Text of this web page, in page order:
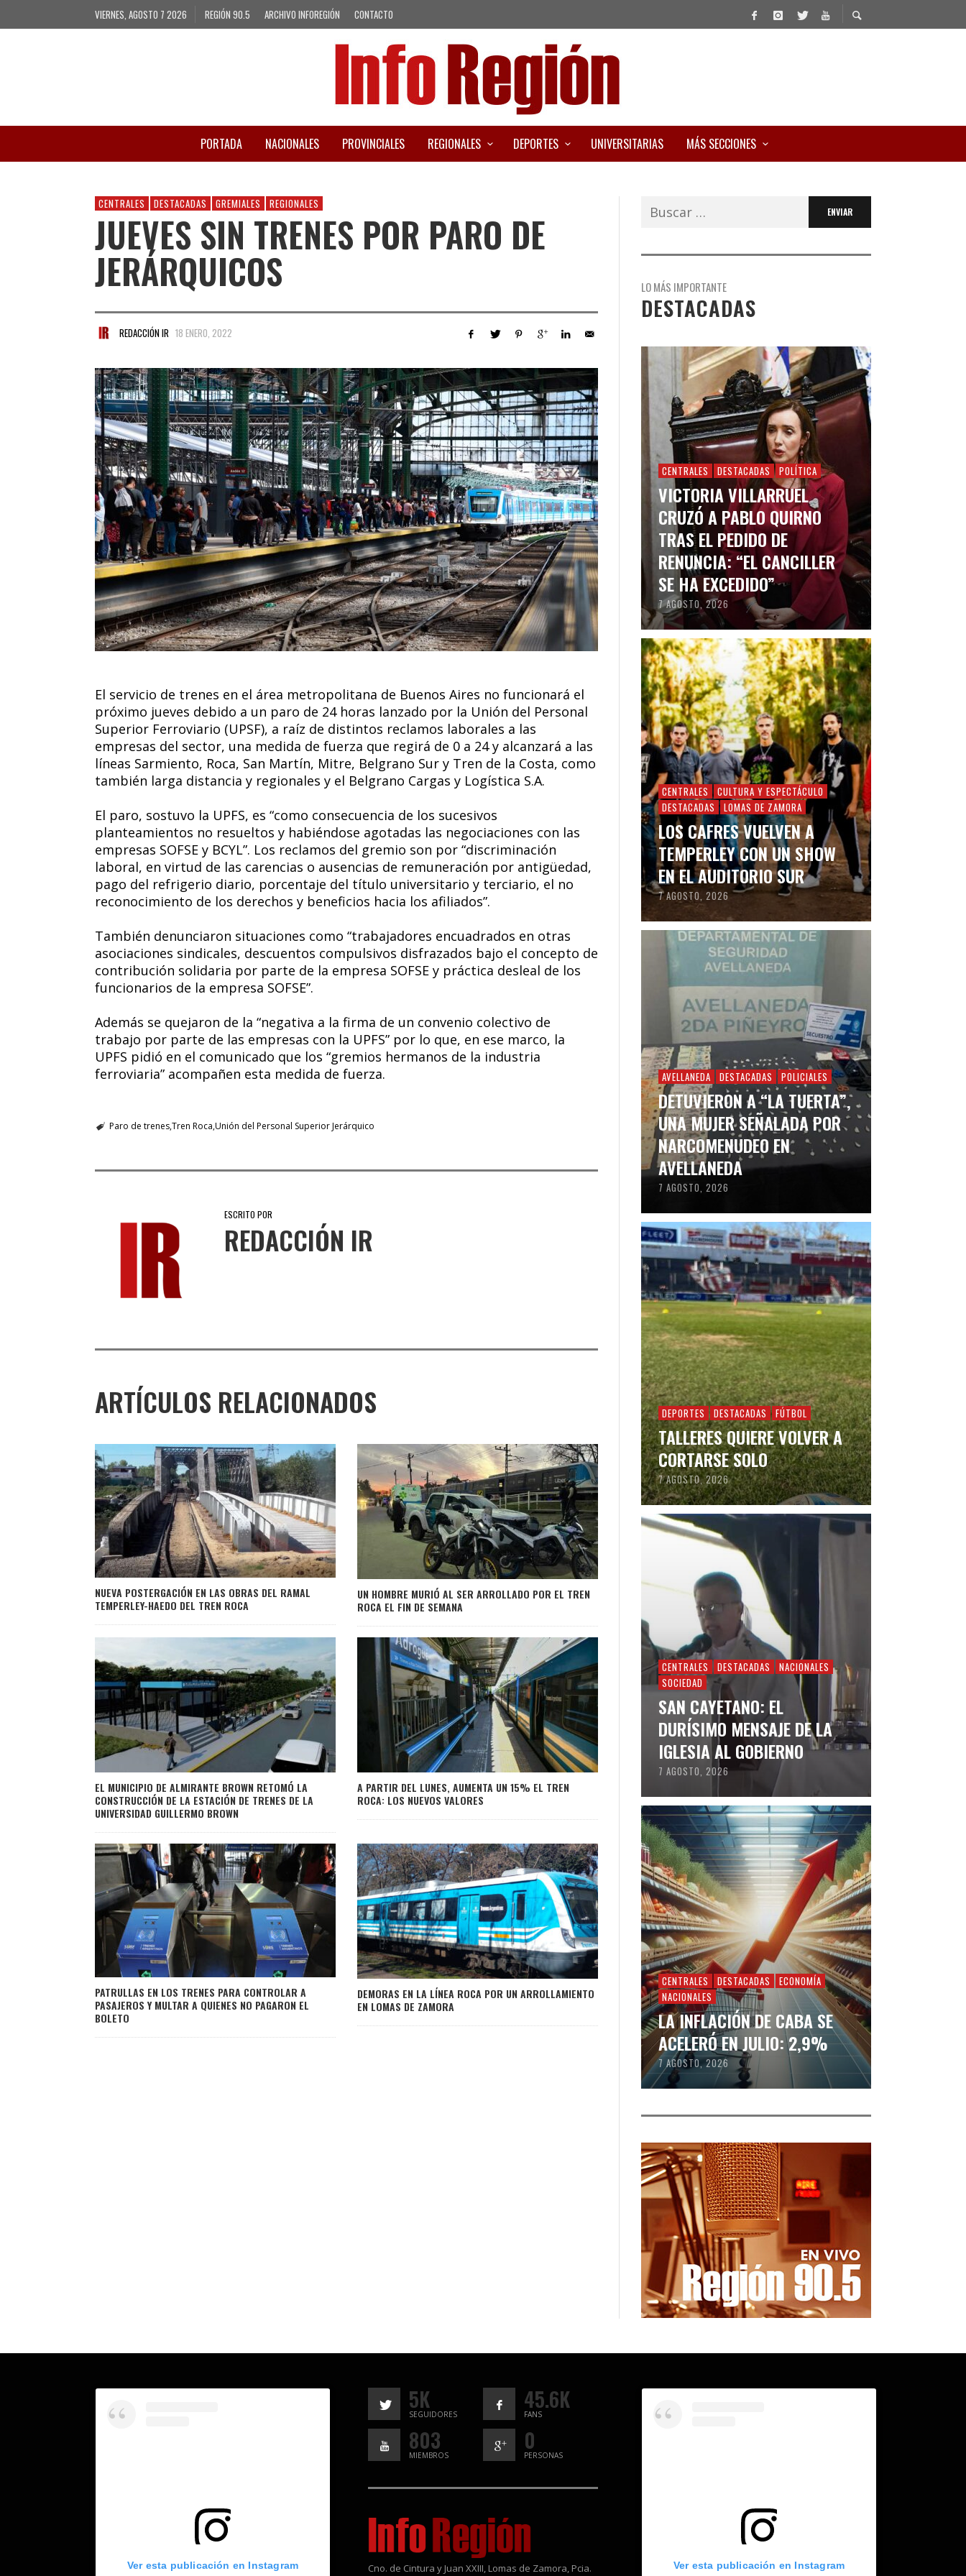
VIERNES, AGOSTO 7 2026 REGIÓN 90.5 ARCHIVO INFOREGIÓN CONTACTO
PORTADA NACIONALES PROVINCIALES REGIONALES DEPORTES UNIVERSITARIAS MÁS SECCIONES
CENTRALES DESTACADAS GREMIALES REGIONALES
JUEVES SIN TRENES POR PARO DE
JERÁRQUICOS
REDACCIÓN IR 18 ENERO, 2022
El servicio de trenes en el área metropolitana de Buenos Aires no funcionará el
próximo jueves debido a un paro de 24 horas lanzado por la Unión del Personal
Superior Ferroviario (UPSF), a raíz de distintos reclamos laborales a las
empresas del sector, una medida de fuerza que regirá de 0 a 24 y alcanzará a las
líneas Sarmiento, Roca, San Martín, Mitre, Belgrano Sur y Tren de la Costa, como
también larga distancia y regionales y el Belgrano Cargas y Logística S.A.
El paro, sostuvo la UPFS, es “como consecuencia de los sucesivos
planteamientos no resueltos y habiéndose agotadas las negociaciones con las
empresas SOFSE y BCYL”. Los reclamos del gremio son por “discriminación
laboral, en virtud de las carencias o ausencias de remuneración por antigüedad,
pago del refrigerio diario, porcentaje del título universitario y terciario, el no
reconocimiento de los derechos y beneficios hacia los afiliados”.
También denunciaron situaciones como “trabajadores encuadrados en otras
asociaciones sindicales, descuentos compulsivos disfrazados bajo el concepto de
contribución solidaria por parte de la empresa SOFSE y práctica desleal de los
funcionarios de la empresa SOFSE”.
Además se quejaron de la “negativa a la firma de un convenio colectivo de
trabajo por parte de las empresas con la UPFS” por lo que, en ese marco, la
UPFS pidió en el comunicado que los “gremios hermanos de la industria
ferroviaria” acompañen esta medida de fuerza.
Paro de trenesTren Roca Unión del Personal Superior Jerárquico
ESCRITO POR
REDACCIÓN IR
ARTÍCULOS RELACIONADOS
NUEVA POSTERGACIÓN EN LAS OBRAS DEL RAMAL
TEMPERLEY-HAEDO DEL TREN ROCA
UN HOMBRE MURIÓ AL SER ARROLLADO POR EL TREN
ROCA EL FIN DE SEMANA
EL MUNICIPIO DE ALMIRANTE BROWN RETOMÓ LA
CONSTRUCCIÓN DE LA ESTACIÓN DE TRENES DE LA
UNIVERSIDAD GUILLERMO BROWN
A PARTIR DEL LUNES, AUMENTA UN 15% EL TREN
ROCA: LOS NUEVOS VALORES
PATRULLAS EN LOS TRENES PARA CONTROLAR A
PASAJEROS Y MULTAR A QUIENES NO PAGARON EL
BOLETO
DEMORAS EN LA LÍNEA ROCA POR UN ARROLLAMIENTO
EN LOMAS DE ZAMORA
Buscar:
LO MÁS IMPORTANTE
DESTACADAS
CENTRALES DESTACADAS POLÍTICA
VICTORIA VILLARRUEL
CRUZÓ A PABLO QUIRNO
TRAS EL PEDIDO DE
RENUNCIA: “EL CANCILLER
SE HA EXCEDIDO”
7 AGOSTO, 2026
CENTRALES
CULTURA Y ESPECTÁCULO
DESTACADAS
LOMAS DE ZAMORA
LOS CAFRES VUELVEN A
TEMPERLEY CON UN SHOW
EN EL AUDITORIO SUR
7 AGOSTO, 2026
AVELLANEDA DESTACADAS POLICIALES
DETUVIERON A “LA TUERTA”,
UNA MUJER SEÑALADA POR
NARCOMENUDEO EN
AVELLANEDA
7 AGOSTO, 2026
DEPORTES DESTACADAS FÚTBOL
TALLERES QUIERE VOLVER A
CORTARSE SOLO
7 AGOSTO, 2026
CENTRALES DESTACADAS
NACIONALES
SOCIEDAD
SAN CAYETANO: EL
DURÍSIMO MENSAJE DE LA
IGLESIA AL GOBIERNO
7 AGOSTO, 2026
CENTRALES DESTACADAS
ECONOMÍA
NACIONALES
LA INFLACIÓN DE CABA SE
ACELERÓ EN JULIO: 2,9%
7 AGOSTO, 2026
Ver esta publicación en Instagram
5K
SEGUIDORES
45.6K
FANS
803
MIEMBROS
0
PERSONAS
Cno. de Cintura y Juan XXIII, Lomas de Zamora, Pcia. Ver esta publicación en Instagram